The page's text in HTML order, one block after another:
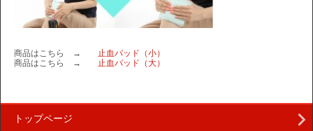
商品はこちら → 止血パッド（小）
商品はこちら → 止血パッド（大）
トップページ